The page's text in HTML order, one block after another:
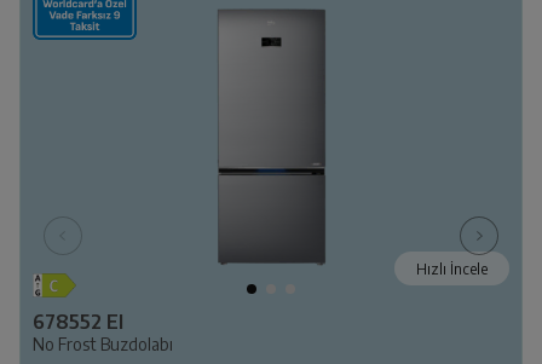
Hızlı İncele
678552 EI
No Frost Buzdolabı